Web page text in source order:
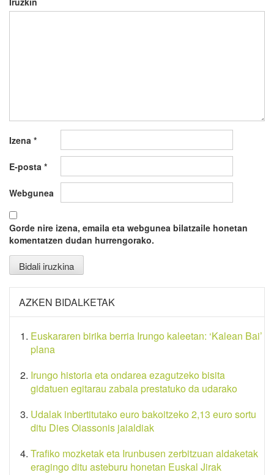
Izena *
E-posta *
Webgunea
Gorde nire izena, emaila eta webgunea bilatzaile honetan
komentatzen dudan hurrengorako.
AZKEN BIDALKETAK
Euskararen birika berria Irungo kaleetan: ‘Kalean Bai’
plana
Irungo historia eta ondarea ezagutzeko bisita
gidatuen egitarau zabala prestatuko da udarako
Udalak inbertitutako euro bakoitzeko 2,13 euro sortu
ditu Dies Oiassonis jaialdiak
Trafiko mozketak eta Irunbusen zerbitzuan aldaketak
eragingo ditu asteburu honetan Euskal Jirak